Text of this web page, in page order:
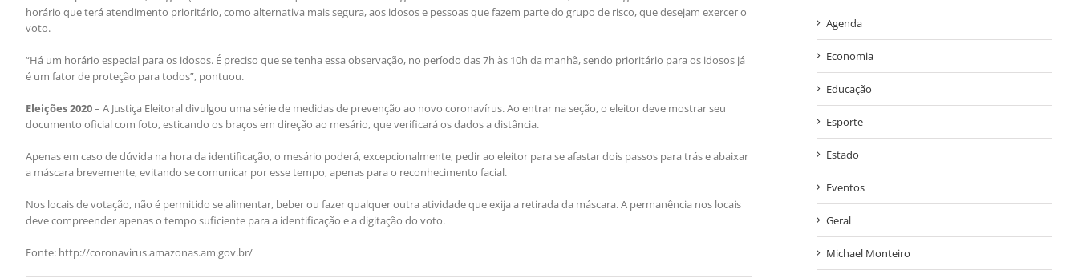
horário que terá atendimento prioritário, como alternativa mais segura, aos idosos e pessoas que fazem parte do grupo de risco, que desejam exercer o
voto.
“Há um horário especial para os idosos. É preciso que se tenha essa observação, no período das 7h às 10h da manhã, sendo prioritário para os idosos já
é um fator de proteção para todos”, pontuou.
Eleições 2020– A Justiça Eleitoral divulgou uma série de medidas de prevenção ao novo coronavírus. Ao entrar na seção, o eleitor deve mostrar seu
documento oficial com foto, esticando os braços em direção ao mesário, que verificará os dados a distância.
Apenas em caso de dúvida na hora da identificação, o mesário poderá, excepcionalmente, pedir ao eleitor para se afastar dois passos para trás e abaixar
a máscara brevemente, evitando se comunicar por esse tempo, apenas para o reconhecimento facial.
Nos locais de votação, não é permitido se alimentar, beber ou fazer qualquer outra atividade que exija a retirada da máscara. A permanência nos locais
deve compreender apenas o tempo suficiente para a identificação e a digitação do voto.
Fonte: http://coronavirus.amazonas.am.gov.br/
Agenda
Economia
Educação
Esporte
Estado
Eventos
Geral
Michael Monteiro